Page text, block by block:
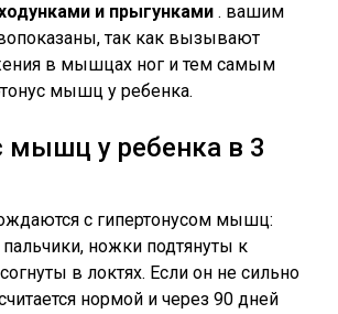
и прыгунками . вашим
так как вызывают
в мышцах ног и тем самым
мышц у ребенка.
мышц у ребенка в 3
с гипертонусом мышц:
ножки подтянуты к
в локтях. Если он не сильно
нормой и через 90 дней